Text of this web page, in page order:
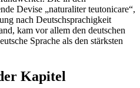
Devise „naturaliter teutonicare“,
nach Deutschsprachigkeit
kam vor allem den deutschen
Sprache als den stärksten
Kapitel